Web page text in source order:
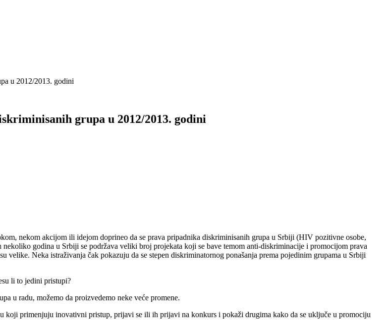
u 2012/2013. godini
grupa u 2012/2013. godini
nekom akcijom ili idejom doprineo da se prava pripadnika diskriminisanih grupa u Srbiji (HIV pozitivne osobe,
nekoliko godina u Srbiji se podržava veliki broj projekata koji se bave temom anti-diskriminacije i promocijom prava
Neka istraživanja čak pokazuju da se stepen diskriminatornog ponašanja prema pojedinim grupama u Srbiji
li to jedini pristupi?
u radu, možemo da proizvedemo neke veće promene.
primenjuju inovativni pristup, prijavi se ili ih prijavi na konkurs i pokaži drugima kako da se uključe u promociju